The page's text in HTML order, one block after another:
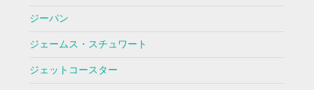
ジーパン
ジェームス・スチュワート
ジェットコースター